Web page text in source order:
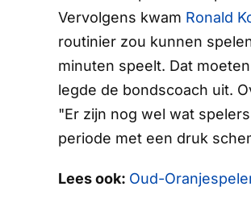
Vervolgens kwam Ronald
routinier zou kunnen
minuten speelt. Dat
legde de bondscoach uit.
"Er zijn nog wel wat
periode met een druk
Lees ook: Oud-